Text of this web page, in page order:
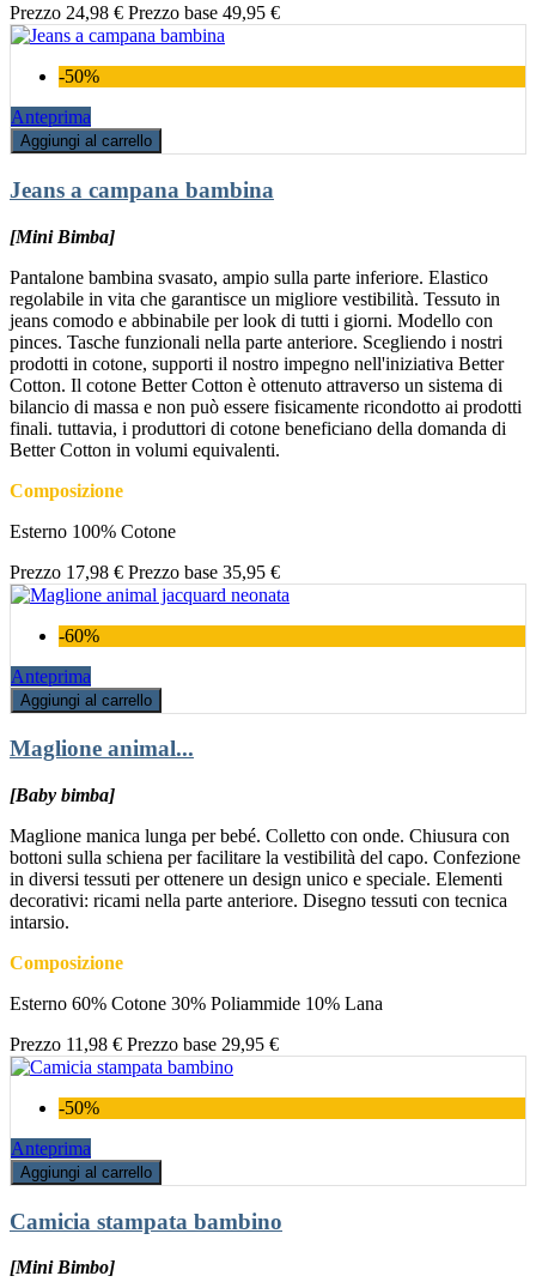
Prezzo 24,98 € Prezzo base 49,95 €
-50%
Anteprima
Aggiungi al carrello
Jeans a campana bambina
[Mini Bimba]
Pantalone bambina svasato, ampio sulla parte inferiore. Elastico
regolabile in vita che garantisce un migliore vestibilità. Tessuto in
jeans comodo e abbinabile per look di tutti i giorni. Modello con
pinces. Tasche funzionali nella parte anteriore. Scegliendo i nostri
prodotti in cotone, supporti il nostro impegno nell'iniziativa Better
Cotton. Il cotone Better Cotton è ottenuto attraverso un sistema di
bilancio di massa e non può essere fisicamente ricondotto ai prodotti
finali. tuttavia, i produttori di cotone beneficiano della domanda di
Better Cotton in volumi equivalenti.
Composizione
Esterno 100% Cotone
Prezzo 17,98 € Prezzo base 35,95 €
-60%
Anteprima
Aggiungi al carrello
Maglione animal...
[Baby bimba]
Maglione manica lunga per bebé. Colletto con onde. Chiusura con
bottoni sulla schiena per facilitare la vestibilità del capo. Confezione
in diversi tessuti per ottenere un design unico e speciale. Elementi
decorativi: ricami nella parte anteriore. Disegno tessuti con tecnica
intarsio.
Composizione
Esterno 60% Cotone 30% Poliammide 10% Lana
Prezzo 11,98 € Prezzo base 29,95 €
-50%
Anteprima
Aggiungi al carrello
Camicia stampata bambino
[Mini Bimbo]